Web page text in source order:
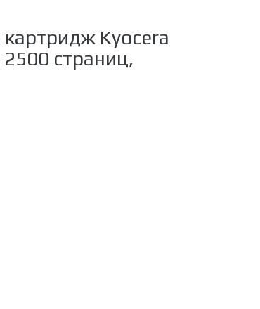
Kyocera
страниц,